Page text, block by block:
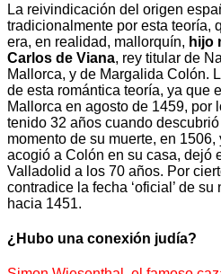
La reivindicación del origen
tradicionalmente por esta teoría,
era, en realidad, mallorquín, hijo
Carlos de Viana, rey titular de
Mallorca, y de Margalida Colón.
de esta romántica teoría, ya que
Mallorca en agosto de 1459, por
tenido 32 años cuando
momento de su muerte, en
acogió a Colón en su casa, dejó
Valladolid a los 70 años. Por
contradice la fecha ‘oficial’ de
hacia 1451.
¿Hubo una conexión judía?